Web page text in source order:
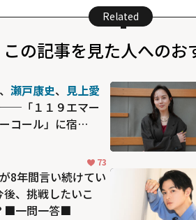
Related
この記事を見た人へのお
、 瀬戸康史、 見上愛
「１１９エマー
コール」に宿
73
が8年間言い続けてい
、挑戦したいこ
■一問一答■